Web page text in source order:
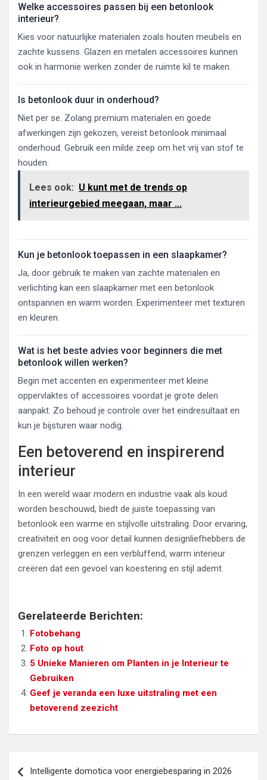
Welke accessoires passen bij een betonlook
interieur?
Kies voor natuurlijke materialen zoals houten meubels en
zachte kussens. Glazen en metalen accessoires kunnen
ook in harmonie werken zonder de ruimte kil te maken.
Is betonlook duur in onderhoud?
Niet per se. Zolang premium materialen en goede
afwerkingen zijn gekozen, vereist betonlook minimaal
onderhoud. Gebruik een milde zeep om het vrij van stof te
houden.
Lees ook: U kunt met de trends op
interieurgebied meegaan, maar ...
Kun je betonlook toepassen in een slaapkamer?
Ja, door gebruik te maken van zachte materialen en
verlichting kan een slaapkamer met een betonlook
ontspannen en warm worden. Experimenteer met texturen
en kleuren.
Wat is het beste advies voor beginners die met
betonlook willen werken?
Begin met accenten en experimenteer met kleine
oppervlaktes of accessoires voordat je grote delen
aanpakt. Zo behoud je controle over het eindresultaat en
kun je bijsturen waar nodig.
Een betoverend en inspirerend
interieur
In een wereld waar modern en industrie vaak als koud
worden beschouwd, biedt de juiste toepassing van
betonlook een warme en stijlvolle uitstraling. Door ervaring,
creativiteit en oog voor detail kunnen designliefhebbers de
grenzen verleggen en een verbluffend, warm interieur
creëren dat een gevoel van koestering en stijl ademt.
Gerelateerde Berichten:
Fotobehang
Foto op hout
5 Unieke Manieren om Planten in je Interieur te
Gebruiken
Geef je veranda een luxe uitstraling met een
betoverend zeezicht
Intelligente domotica voor energiebesparing in 2026